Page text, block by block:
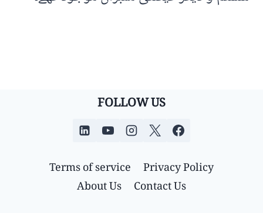
FOLLOW US
Privacy Policy
Terms of service
Contact Us
About Us